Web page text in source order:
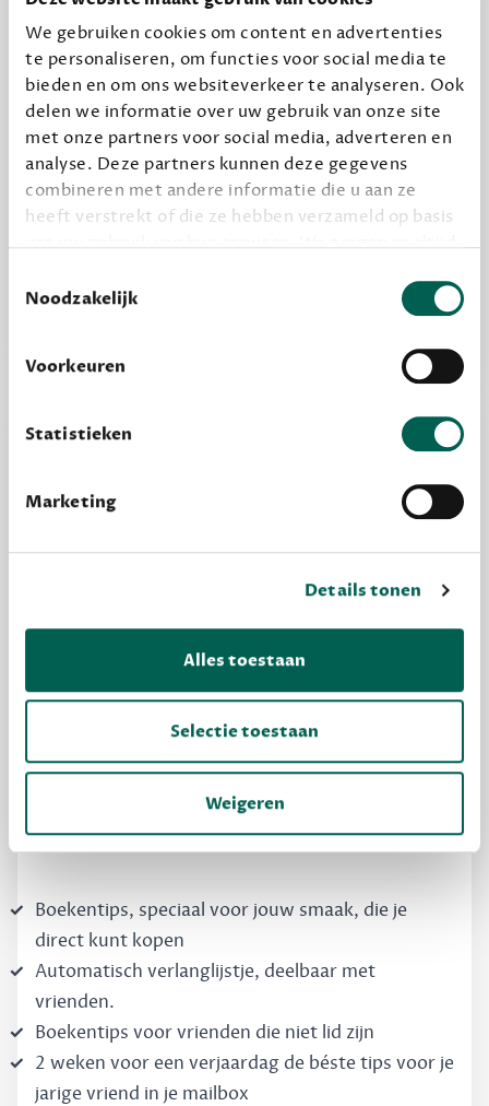
We gebruiken cookies om content en advertenties
te personaliseren, om functies voor social media te
bieden en om ons websiteverkeer te analyseren. Ook
delen we informatie over uw gebruik van onze site
met onze partners voor social media, adverteren en
analyse. Deze partners kunnen deze gegevens
combineren met andere informatie die u aan ze
heeft verstrekt of die ze hebben verzameld op basis
grondslag gebeurt, en er niet onnodig data van je
wordt verwerkt. Gevoelige persoonsgegevens delen
Noodzakelijk
Voorkeuren
Statistieken
Marketing
Details tonen
Alles toestaan
Selectie toestaan
Weigeren
12,50 per maand, incl. verzending
Geef cadeau
Alles van Dewey Free
Word een bovengemiddelde lezer met 6 boeken
kijken of het zou bevallen (maar dit hoeft niet)
MAAK GRATIS KENNIS
Dewey Free
vrienden. Krijg én geef betere cadeaus.
Schrijf nu gratis in
Boekentips, speciaal voor jouw smaak, die je
direct kunt kopen
Automatisch verlanglijstje, deelbaar met
vrienden.
Boekentips voor vrienden die niet lid zijn
2 weken voor een verjaardag de béste tips voor je
jarige vriend in je mailbox